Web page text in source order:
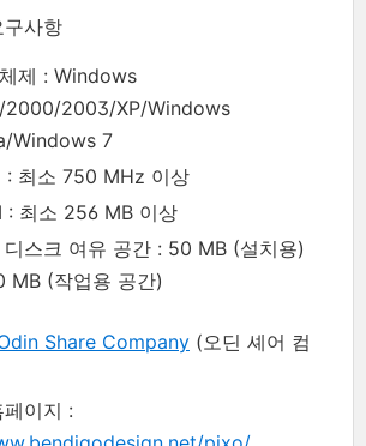
사항
제 : Windows
2000/2003/XP/Windows
Windows 7
: 최소 750 MHz 이상
: 최소 256 MB 이상
디스크 여유 공간 : 50 MB (설치용)
MB (작업용 공간)
Share Company (오딘 셰어 컴
이지 :